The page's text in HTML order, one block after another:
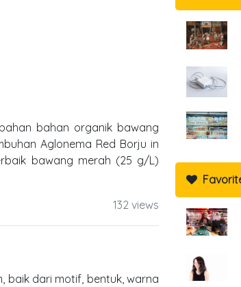
bahan organik bawang
Aglonema Red Borju in
bawang merah (25 g/L)
132 views
baik dari motif, bentuk, warna